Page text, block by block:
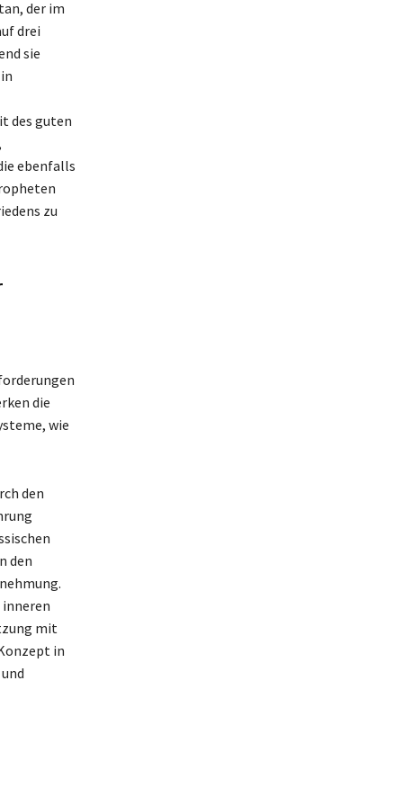
der im
drei
sie
des guten
ebenfalls
zu
die
wie
den
den
mit
in